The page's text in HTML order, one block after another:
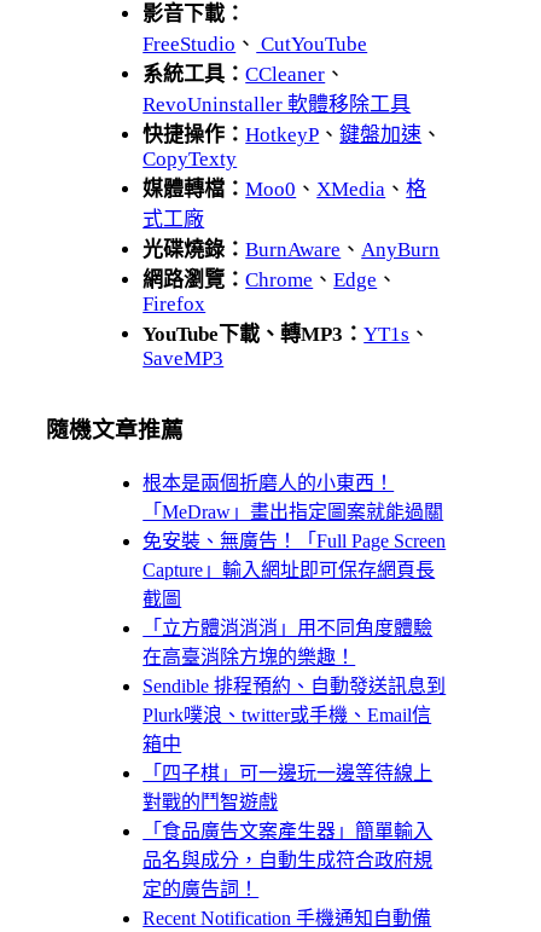
影音下載：
FreeStudio 、 CutYouTube
系統工具：CCleaner 、
RevoUninstaller 軟體移除工具
快捷操作：HotkeyP 、鍵盤加速 、
CopyTexty
媒體轉檔：Moo0 、 XMedia 、格
式工廠
光碟燒錄：BurnAware 、 AnyBurn
網路瀏覽：Chrome 、Edge 、
Firefox
YouTube下載、轉MP3：YT1s 、
SaveMP3
隨機文章推薦
根本是兩個折磨人的小東西！
「MeDraw」畫出指定圖案就能過關
免安裝、無廣告！「Full Page Screen
Capture」輸入網址即可保存網頁長
截圖
「立方體消消消」用不同角度體驗
在高臺消除方塊的樂趣！
Sendible 排程預約、自動發送訊息到
Plurk噗浪、twitter或手機、Email信
箱中
「四子棋」可一邊玩一邊等待線上
對戰的鬥智遊戲
「食品廣告文案產生器」簡單輸入
品名與成分，自動生成符合政府規
定的廣告詞！
Recent Notification 手機通知自動備